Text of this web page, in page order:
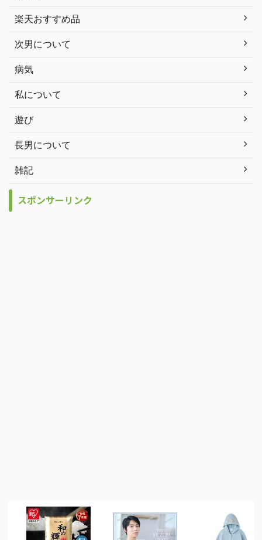
楽天おすすめ品
次男について
病気
私について
遊び
長男について
雑記
スポンサーリンク